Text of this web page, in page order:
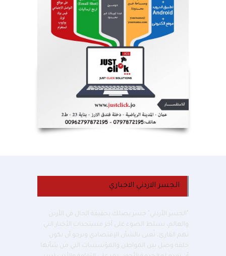
فيديو لفرقة من طلبة عمان
الأهلية بعنوان : " دايماً بالعالي ،
مؤسسات تعليمية أغسطس 9, 2026
الجسر الاردني الاخباري
"الجسر الأردني" جسر يصلك بحقيقة الحال في الأردن
والعالم، نسلط الضوء على آخر مستجدات الأخبار التي
تهم القارئ، نُعنى بالشأن الإقتصادي ونرجو أن نكون
حلقة وصل بين المواطن والمؤسسات التي من شأنها